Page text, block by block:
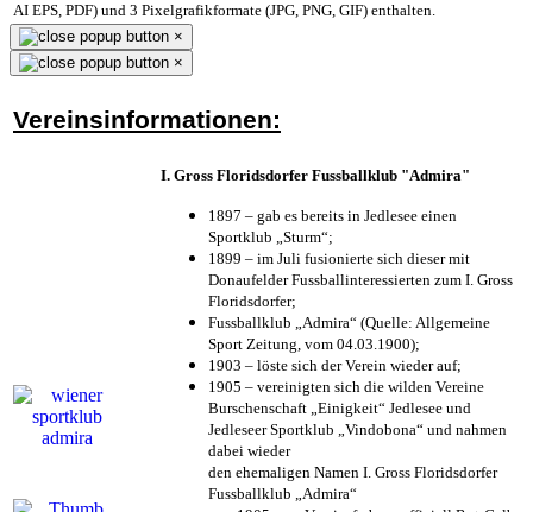
AI EPS, PDF) und 3 Pixelgrafikformate (JPG, PNG, GIF) enthalten.
×
×
Vereinsinformationen:
I. Gross Floridsdorfer Fussballklub "Admira"
1897 – gab es bereits in Jedlesee einen
Sportklub „Sturm“;
1899 – im Juli fusionierte sich dieser mit
Donaufelder Fussballinteressierten zum I. Gross
Floridsdorfer;
Fussballklub „Admira“ (Quelle: Allgemeine
Sport Zeitung, vom 04.03.1900);
1903 – löste sich der Verein wieder auf;
1905 – vereinigten sich die wilden Vereine
Burschenschaft „Einigkeit“ Jedlesee und
Jedleseer Sportklub „Vindobona“ und nahmen
dabei wieder
den ehemaligen Namen I. Gross Floridsdorfer
Fussballklub „Admira“